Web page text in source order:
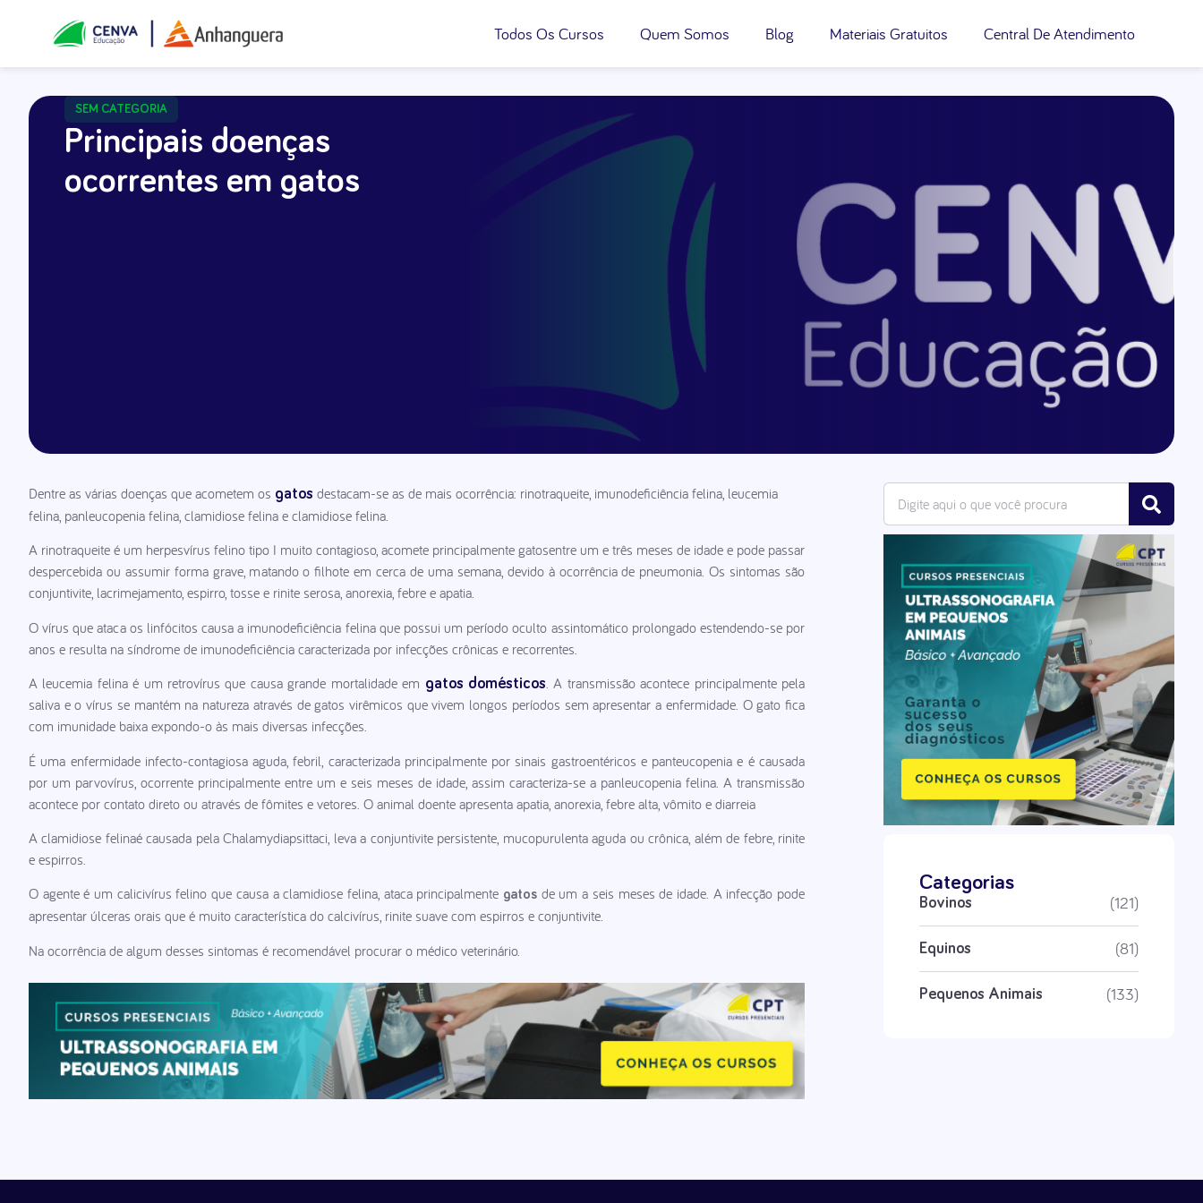
Todos Os Cursos Quem Somos Blog Materiais Gratuitos Central De Atendimento
SEM CATEGORIA
Principais doenças
ocorrentes em gatos
Dentre as várias doenças que acometem os gatos destacam-se as de mais ocorrência: rinotraqueite, imunodeficiência felina, leucemia
felina, panleucopenia felina, clamidiose felina e clamidiose felina.
A rinotraqueite é um herpesvírus felino tipo I muito contagioso, acomete principalmente gatosentre um e três meses de idade e pode passar
despercebida ou assumir forma grave, matando o filhote em cerca de uma semana, devido à ocorrência de pneumonia. Os sintomas são
conjuntivite, lacrimejamento, espirro, tosse e rinite serosa, anorexia, febre e apatia.
O vírus que ataca os linfócitos causa a imunodeficiência felina que possui um período oculto assintomático prolongado estendendo-se por
anos e resulta na síndrome de imunodeficiência caracterizada por infecções crônicas e recorrentes.
A leucemia felina é um retrovírus que causa grande mortalidade em gatos domésticos. A transmissão acontece principalmente pela
saliva e o vírus se mantém na natureza através de gatos virêmicos que vivem longos períodos sem apresentar a enfermidade. O gato fica
com imunidade baixa expondo-o às mais diversas infecções.
É uma enfermidade infecto-contagiosa aguda, febril, caracterizada principalmente por sinais gastroentéricos e panteucopenia e é causada
por um parvovírus, ocorrente principalmente entre um e seis meses de idade, assim caracteriza-se a panleucopenia felina. A transmissão
acontece por contato direto ou através de fômites e vetores. O animal doente apresenta apatia, anorexia, febre alta, vômito e diarreia
A clamidiose felinaé causada pela Chalamydiapsittaci, leva a conjuntivite persistente, mucopurulenta aguda ou crônica, além de febre, rinite
e espirros.
O agente é um calicivírus felino que causa a clamidiose felina, ataca principalmente gatos de um a seis meses de idade. A infecção pode
apresentar úlceras orais que é muito característica do calcivírus, rinite suave com espirros e conjuntivite.
Na ocorrência de algum desses sintomas é recomendável procurar o médico veterinário.
Categorias
Bovinos (121)
Equinos (81)
Pequenos Animais (133)